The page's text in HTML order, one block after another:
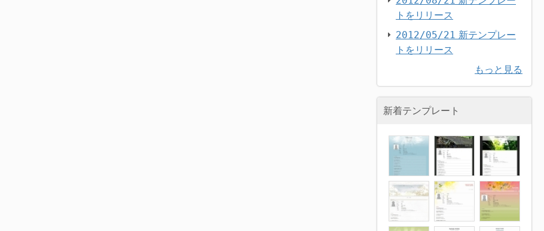
トをリリース
2012/05/21 新テンプレー
トをリリース
もっと見る
新着テンプレート